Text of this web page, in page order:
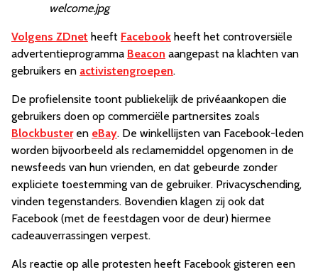
welcome.jpg
Volgens ZDnet heeft Facebook heeft het controversiële
advertentieprogramma Beacon aangepast na klachten van
gebruikers en activistengroepen.
De profielensite toont publiekelijk de privéaankopen die
gebruikers doen op commerciële partnersites zoals
Blockbusteren eBay. De winkellijsten van Facebook-leden
worden bijvoorbeeld als reclamemiddel opgenomen in de
newsfeeds van hun vrienden, en dat gebeurde zonder
expliciete toestemming van de gebruiker. Privacyschending,
vinden tegenstanders. Bovendien klagen zij ook dat
Facebook (met de feestdagen voor de deur) hiermee
cadeauverrassingen verpest.
Als reactie op alle protesten heeft Facebook gisteren een